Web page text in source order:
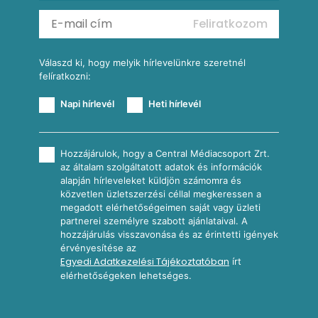
Reggeli receptek
Feliratkozom
Válaszd ki, hogy melyik hírlevelünkre szeretnél
felíratkozni:
Napi hírlevél Heti hírlevél
Hozzájárulok, hogy a Central Médiacsoport Zrt.
az általam szolgáltatott adatok és információk
alapján hírleveleket küldjön számomra és
közvetlen üzletszerzési céllal megkeressen a
megadott elérhetőségeimen saját vagy üzleti
partnerei személyre szabott ajánlataival. A
hozzájárulás visszavonása és az érintetti igények
érvényesítése az
Egyedi Adatkezelési Tájékoztatóban írt
elérhetőségeken lehetséges.